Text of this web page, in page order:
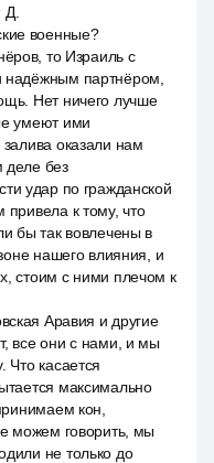
Д.
военные?
то Израиль с
партнёром,
Нет ничего лучше
умеют ими
оказали нам
деле без
удар по гражданской
привела к тому, что
бы так вовлечены в
нашего влияния, и
стоим с ними плечом к
Аравия и другие
все они с нами, и мы
Что касается
максимально
кон,
можем говорить, мы
не только до